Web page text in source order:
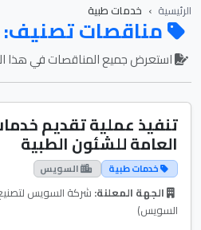
الرئيسية خدمات طبية
مناقصات
استعرض جميع المناقصات في هذا
تنفيذ عملية تقديم
العامة للشئون الطبية
خدمات طبية السويس
الجهة المعلنة: شركة السويس
السويس)